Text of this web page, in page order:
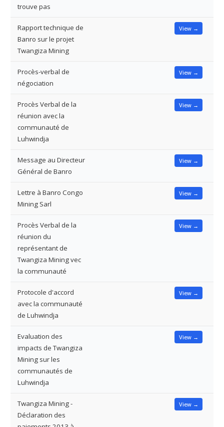
trouve pas
Rapport technique de
Banro sur le projet
Twangiza Mining
View →
Procès-verbal de
négociation
View →
Procès Verbal de la
réunion avec la
communauté de
Luhwindja
View →
Message au Directeur
Général de Banro
View →
Lettre à Banro Congo
Mining Sarl
View →
Procès Verbal de la
réunion du
représentant de
Twangiza Mining vec
la communauté
View →
Protocole d'accord
avec la communauté
de Luhwindja
View →
Evaluation des
impacts de Twangiza
Mining sur les
communautés de
Luhwindja
View →
Twangiza Mining -
Déclaration des
View →